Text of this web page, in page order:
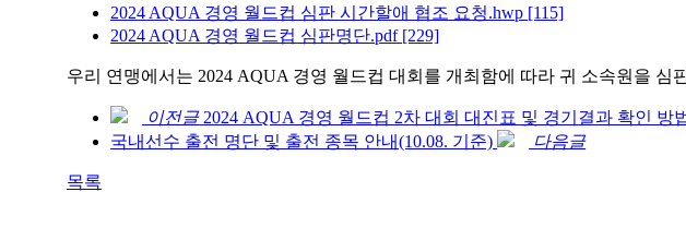
2024 AQUA 경영 월드컵 심판 시간할애 협조 요청.hwp [115]
2024 AQUA 경영 월드컵 심판명단.pdf [229]
우리 연맹에서는 2024 AQUA 경영 월드컵 대회를 개최함에 따라 귀 소속원을
이전글 2024 AQUA 경영 월드컵 2차 대회 대진표 및 경기결과 확인 방
국내선수 출전 명단 및 출전 종목 안내(10.08. 기준)
다음글
목록